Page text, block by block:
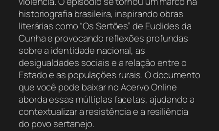
historiografia brasileira, inspirando obras
literárias como “Os Sertões” de Euclides da
Cunha e provocando reflexões profundas
sobre a identidade nacional, as
desigualdades sociais e a relação entre o
Estado e as populações rurais. O documento
que você pode baixar no Acervo Online
aborda essas múltiplas facetas, ajudando a
contextualizar a resistência e a resiliência
do povo sertanejo.